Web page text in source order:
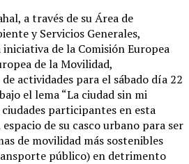
a través de su Área de
y Servicios Generales,
de la Comisión Europea
de la Movilidad,
actividades para el sábado día 22
el lema “La ciudad sin mi
ciudades participantes en esta
de su casco urbano para ser
de movilidad más sostenibles
público) en detrimento